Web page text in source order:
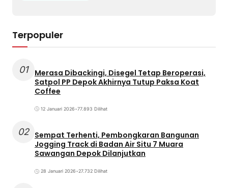
Terpopuler
01
Merasa Dibackingi, Disegel Tetap Beroperasi,
Satpol PP Depok Akhirnya Tutup Paksa Koat
Coffee
12 Januari 2026•77.893 Dilihat
02 Sempat Terhenti, Pembongkaran Bangunan
Jogging Track di Badan Air Situ 7 Muara
Sawangan Depok Dilanjutkan
28 Januari 2026•27.732 Dilihat